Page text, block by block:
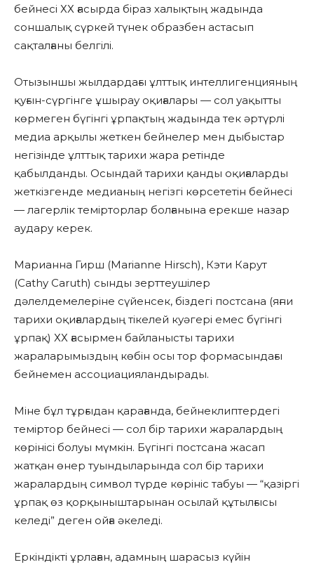
бейнесі ХХ ғасырда біраз халықтың жадында
соншалық сүркей түнек образбен астасып
сақталғаны белгілі.
Отызыншы жылдардағы ұлттық интеллигенцияның
қуғын-сүргінге ұшырау оқиғалары — сол уақытты
көрмеген бүгінгі ұрпақтың жадында тек әртүрлі
медиа арқылы жеткен бейнелер мен дыбыстар
негізінде ұлттық тарихи жара ретінде
қабылданды. Осындай тарихи қанды оқиғаларды
жеткізгенде медианың негізгі көрсететін бейнесі
— лагерлік темірторлар болғанына ерекше назар
аудару керек.
Марианна Гирш (Marianne Hirsch), Кэти Карут
(Cathy Caruth) сынды зерттеушілер
дәлелдемелеріне сүйенсек, біздегі постсана (яғни
тарихи оқиғалардың тікелей куәгері емес бүгінгі
ұрпақ) ХХ ғасырмен байланысты тарихи
жараларымыздың көбін осы тор формасындағы
бейнемен ассоциацияландырады.
Міне бұл тұрғыдан қарағанда, бейнеклиптердегі
теміртор бейнесі — сол бір тарихи жаралардың
көрінісі болуы мүмкін. Бүгінгі постсана жасап
жатқан өнер туындыларында сол бір тарихи
жаралардың символ түрде көрініс табуы — “қазіргі
ұрпақ өз қорқыныштарынан осылай құтылғысы
келеді” деген ойға әкеледі.
Еркіндікті ұрлаған, адамның шарасыз күйін